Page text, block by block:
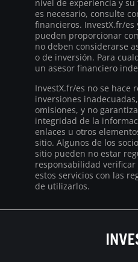
nivel de experiencia y
es necesario, consulte
financieros. InvestX.fr/es
pueden proporcionar
no deben considerarse
o de inversión. Para
un asesor financiero
InvestX.fr/es no se hace
inversiones
omisiones, y no
integridad de la
enlaces u otros
sitio. Algunos de los
sitio pueden no estar
responsabilidad
estos servicios con las
de utilizarlos.